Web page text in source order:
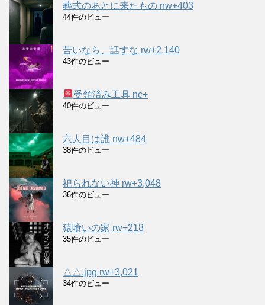
葬式のあとに来たもの nw+403
44件のビュー
苦いなら、話すな rw+2,140
43件のビュー
受領済み工具 nc+
40件のビュー
六人目は誰 nw+484
38件のビュー
祀られない神 rw+3,048
36件のビュー
猿喰いの家 rw+218
35件のビュー
△△.jpg rw+3,021
34件のビュー